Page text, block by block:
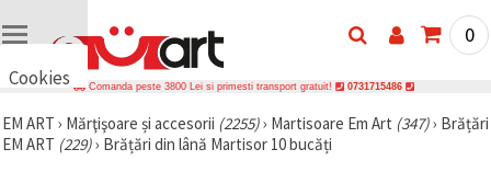
Cookies
vrem să vă
oferim
0
Comanda peste 3800 Lei si primesti transport gratuit! 0731715486
EM ART › Mărţişoare și accesorii (2255)› Martisoare Em Art (347)› Brățări
EM ART (229)› Brățări din lână Martisor 10 bucăți